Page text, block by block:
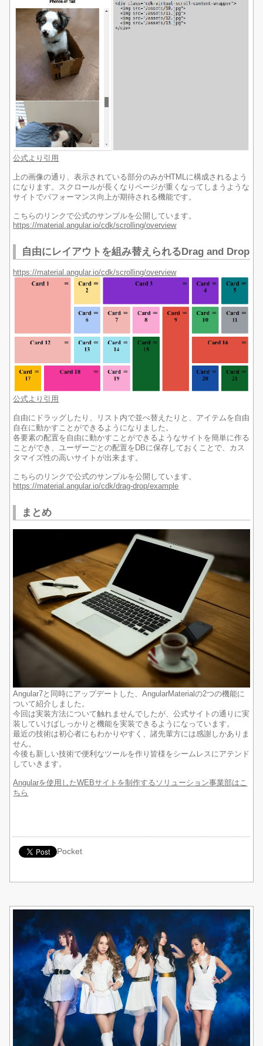
公式より引用
上の画像の通り、表示されている部分のみがHTMLに構成されるよう
になります。スクロールが長くなりページが重くなってしまうような
サイトでパフォーマンス向上が期待される機能です。
こちらのリンクで公式のサンプルを公開しています。
https://material.angular.io/cdk/scrolling/overview
自由にレイアウトを組み替えられるDrag and Drop
https://material.angular.io/cdk/scrolling/overview
公式より引用
自由にドラッグしたり、リスト内で並べ替えたりと、アイテムを自由
自在に動かすことができるようになりました。
各要素の配置を自由に動かすことができるようなサイトを簡単に作る
ことができ、ユーザーごとの配置をDBに保存しておくことで、カス
タマイズ性の高いサイトが出来ます。
こちらのリンクで公式のサンプルを公開しています。
https://material.angular.io/cdk/drag-drop/example
まとめ
Angular7と同時にアップデートした、AngularMaterialの2つの機能に
ついて紹介しました。
今回は実装方法について触れませんでしたが、公式サイトの通りに実
装していけばしっかりと機能を実装できるようになっています。
最近の技術は初心者にもわかりやすく、諸先輩方には感謝しかありま
せん。
今後も新しい技術で便利なツールを作り皆様をシームレスにアテンド
していきます。
Angularを使用したWEBサイトを制作するソリューション事業部はこ
ちら
Pocket